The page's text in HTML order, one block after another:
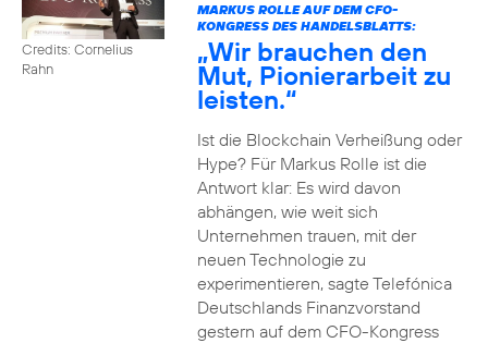
Credits: Cornelius
Rahn
MARKUS ROLLE AUF DEM CFO-
KONGRESS DES HANDELSBLATTS:
„Wir brauchen den
Mut, Pionierarbeit zu
leisten.“
Ist die Blockchain Verheißung oder
Hype? Für Markus Rolle ist die
Antwort klar: Es wird davon
abhängen, wie weit sich
Unternehmen trauen, mit der
neuen Technologie zu
experimentieren, sagte Telefónica
Deutschlands Finanzvorstand
gestern auf dem CFO-Kongress